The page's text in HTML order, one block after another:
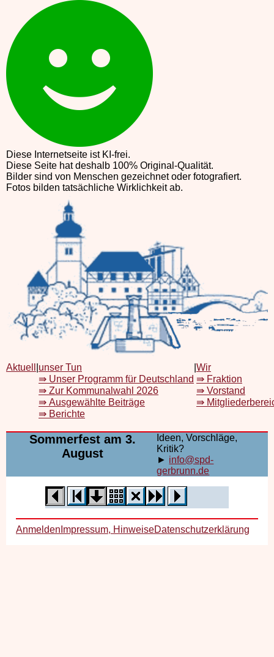
Diese Internetseite ist KI-frei.
Diese Seite hat deshalb 100% Original-Qualität.
Bilder sind von Menschen gezeichnet oder fotografiert.
Fotos bilden tatsächliche Wirklichkeit ab.
Aktuell
unser Tun
⇛ Unser Programm für Deutschland
⇛ Zur Kommunalwahl 2026
⇛ Ausgewählte Beiträge
⇛ Berichte
Wir
⇛ Fraktion
⇛ Vorstand
⇛
Sommerfest am 3.
August
Ideen, Vorschläge,
Kritik?
► info@spd-
gerbrunn.de
Anmelden Impressum, HinweiseDatenschutzerklärung